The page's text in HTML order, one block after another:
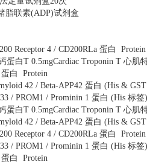
脂联素(ADP)试剂盒
Receptor 4 / CD200RLa 蛋白
Protein
蛋白T 0.5mgCardiac Troponin T 心肌
蛋白
Protein
42 / Beta-APP42 蛋白 (His &
/ PROM1 / Prominin 1 蛋白 (His 标签)
蛋白T 0.5mgCardiac Troponin T 心肌
42 / Beta-APP42 蛋白 (His &
Receptor 4 / CD200RLa 蛋白
Protein
/ PROM1 / Prominin 1 蛋白 (His 标签)
蛋白
Protein